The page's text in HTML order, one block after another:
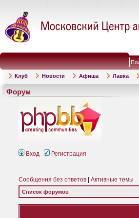
Клуб Новости Афиша Лавка
Форум
Вход Регистрация
Сообщения без ответов Активные темы
Список форумов